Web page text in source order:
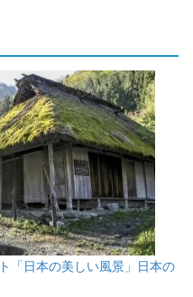
「日本の美しい風景」日本の